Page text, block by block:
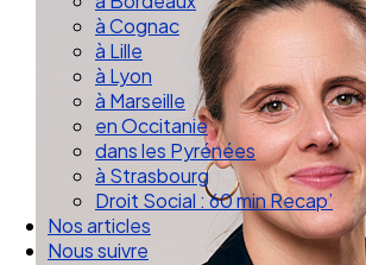
à Bordeaux
à Cognac
à Lille
à Lyon
à Marseille
en Occitanie
dans les Pyrénées
à Strasbourg
Droit Social : 60 min Recap’
Nos articles